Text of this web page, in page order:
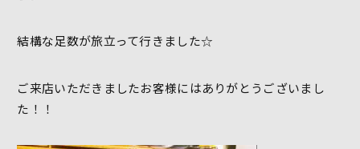
結構な足数が旅立って行きました☆
ご来店いただきましたお客様にはありがとうございまし
た！！